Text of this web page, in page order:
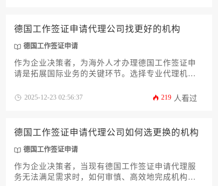
程。
德国工作签证申请代理公司找更好的机构
德国工作签证申请
作为企业决策者，为海外人才办理德国工作签证申
请是拓展国际业务的关键环节。选择专业代理机构
文将系统解析优质服务商的核心评估维度，涵盖资
伴，确保人才引进流程高效合规。
2025-12-23 02:56:37 219 人看过
德国工作签证申请代理公司如何选更换的机构
德国工作签证申请
作为企业决策者，当现有德国工作签证申请代理服
务无法满足需求时，如何审慎、高效地完成机构更